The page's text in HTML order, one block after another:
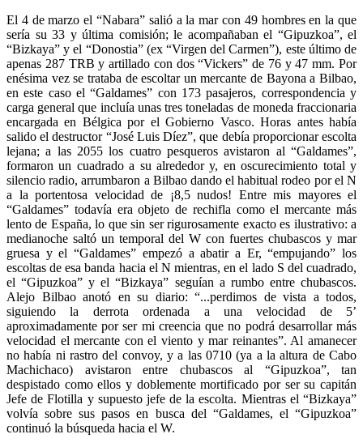
El 4 de marzo el “Nabara” salió a la mar con 49 hombres en la que
sería su 33 y última comisión; le acompañaban el “Gipuzkoa”, el
“Bizkaya” y el “Donostia” (ex “Virgen del Carmen”), este último de
apenas 287 TRB y artillado con dos “Vickers” de 76 y 47 mm. Por
enésima vez se trataba de escoltar un mercante de Bayona a Bilbao,
en este caso el “Galdames” con 173 pasajeros, correspondencia y
carga general que incluía unas tres toneladas de moneda fraccionaria
encargada en Bélgica por el Gobierno Vasco. Horas antes había
salido el destructor “José Luis Díez”, que debía proporcionar escolta
lejana; a las 2055 los cuatro pesqueros avistaron al “Galdames”,
formaron un cuadrado a su alrededor y, en oscurecimiento total y
silencio radio, arrumbaron a Bilbao dando el habitual rodeo por el N
a la portentosa velocidad de ¡8,5 nudos! Entre mis mayores el
“Galdames” todavía era objeto de rechifla como el mercante más
lento de España, lo que sin ser rigurosamente exacto es ilustrativo: a
medianoche saltó un temporal del W con fuertes chubascos y mar
gruesa y el “Galdames” empezó a abatir a Er, “empujando” los
escoltas de esa banda hacia el N mientras, en el lado S del cuadrado,
el “Gipuzkoa” y el “Bizkaya” seguían a rumbo entre chubascos.
Alejo Bilbao anotó en su diario: “...perdimos de vista a todos,
siguiendo la derrota ordenada a una velocidad de 5’
aproximadamente por ser mi creencia que no podrá desarrollar más
velocidad el mercante con el viento y mar reinantes”. Al amanecer
no había ni rastro del convoy, y a las 0710 (ya a la altura de Cabo
Machichaco) avistaron entre chubascos al “Gipuzkoa”, tan
despistado como ellos y doblemente mortificado por ser su capitán
Jefe de Flotilla y supuesto jefe de la escolta. Mientras el “Bizkaya”
volvía sobre sus pasos en busca del “Galdames, el “Gipuzkoa”
continuó la búsqueda hacia el W.